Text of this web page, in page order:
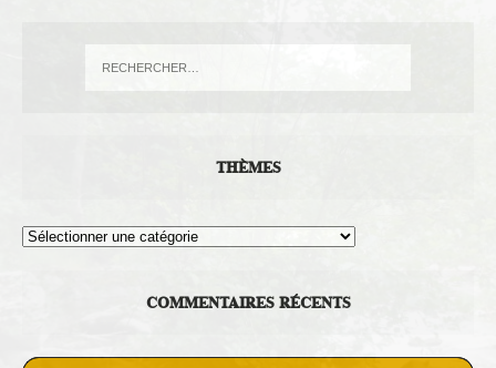
THÈMES
Thèmes
COMMENTAIRES RÉCENTS